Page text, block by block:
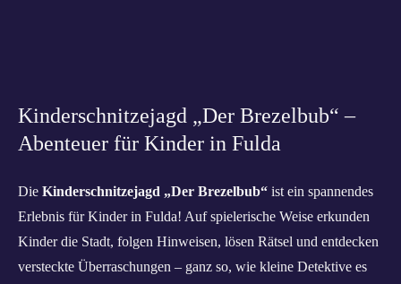
Kinderschnitzejagd „Der Brezelbub“ –
Abenteuer für Kinder in Fulda
Die Kinderschnitzejagd „Der Brezelbub“ ist ein spannendes
Erlebnis für Kinder in Fulda! Auf spielerische Weise erkunden
Kinder die Stadt, folgen Hinweisen, lösen Rätsel und entdecken
versteckte Überraschungen – ganz so, wie kleine Detektive es